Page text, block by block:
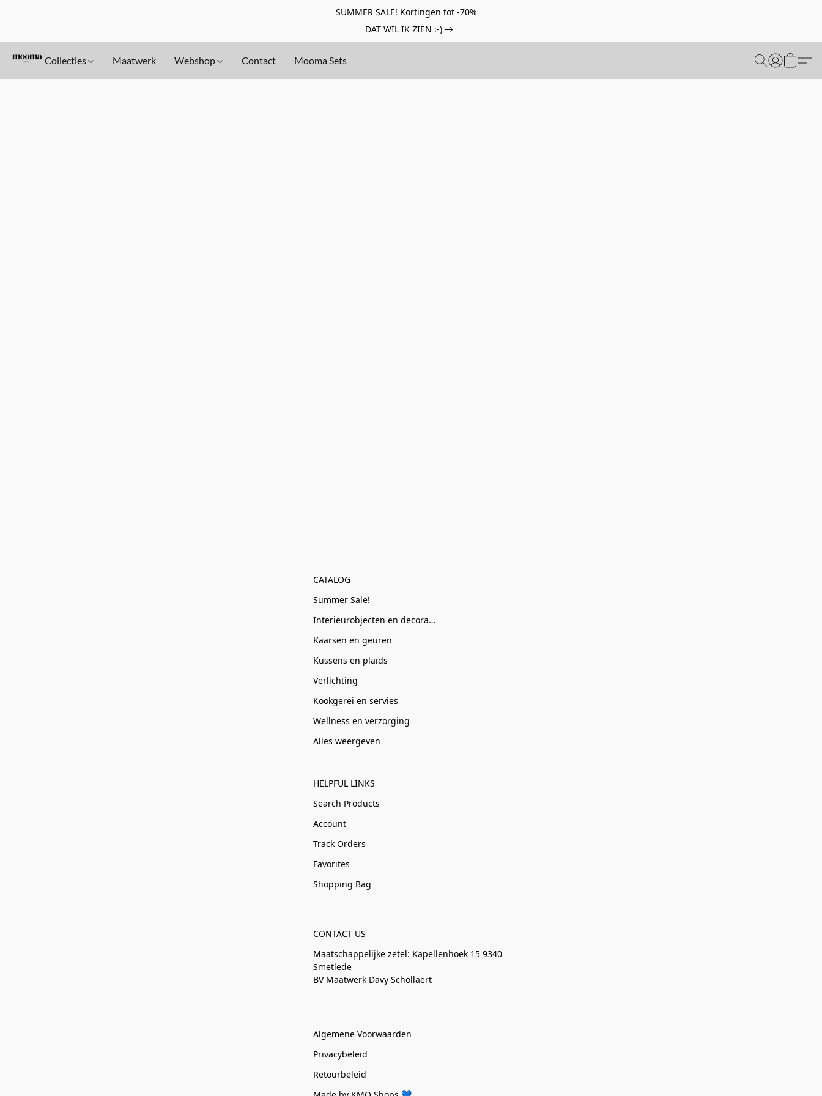
SUMMER SALE! Kortingen tot -70%
DAT WIL IK ZIEN :-)
Collecties Maatwerk Webshop Contact Mooma Sets
CATALOG
Summer Sale!
Interieurobjecten en decoratie
Kaarsen en geuren
Kussens en plaids
Verlichting
Kookgerei en servies
Wellness en verzorging
Alles weergeven
HELPFUL LINKS
Search Products
Account
Track Orders
Favorites
Shopping Bag
CONTACT US
Maatschappelijke zetel: Kapellenhoek 15 9340
Smetlede
BV Maatwerk Davy Schollaert
Algemene Voorwaarden
Privacybeleid
Retourbeleid